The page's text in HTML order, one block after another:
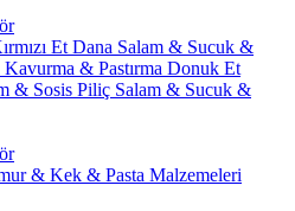
Et Dana Salam & Sucuk &
& Pastırma Donuk Et
& Sosis Piliç Salam & Sucuk &
& Kek & Pasta Malzemeleri